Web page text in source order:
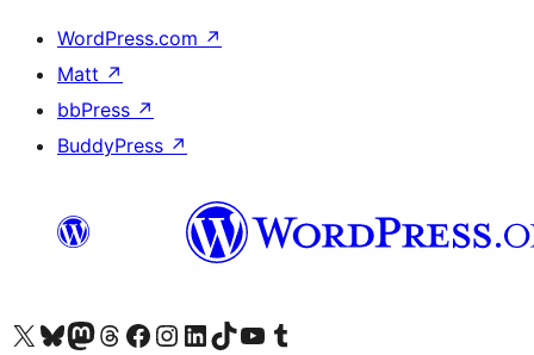
WordPress.com ↗
Matt ↗
bbPress ↗
BuddyPress ↗
Visit our X (formerly Twitter) account
Visit our Bluesky account
Visit our Mastodon account
Visit our Threads account
Посетете нашата страница във Facebook
Посетете нашия профил в Instagram
Посетете нашия профил в LinkedIn
Visit our TikTok account
Visit our YouTube channel
Visit our Tumblr account